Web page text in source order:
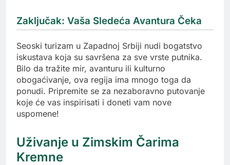
Zaključak: Vaša Sledeća Avantura Čeka
Seoski turizam u Zapadnoj Srbiji nudi bogatstvo
iskustava koja su savršena za sve vrste putnika.
Bilo da tražite mir, avanturu ili kulturno
obogaćivanje, ova regija ima mnogo toga da
ponudi. Pripremite se za nezaboravno putovanje
koje će vas inspirisati i doneti vam nove
uspomene!
Uživanje u Zimskim Čarima
Kremne